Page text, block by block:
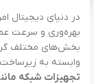
در دنیای دیجیتال
بهره‌وری و سرعت
بخش‌های مختلف
وابسته به
تجهیزات شبکه